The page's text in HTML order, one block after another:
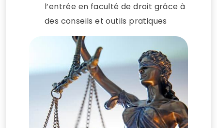
l’entrée en faculté de droit grâce à
des conseils et outils pratiques